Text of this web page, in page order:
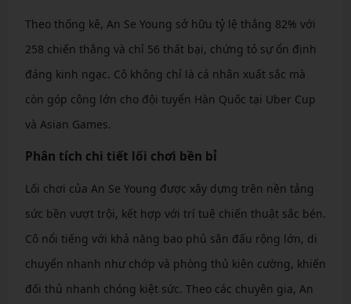
Theo thống kê, An Se Young sở hữu tỷ lệ thắng 82% với
258 chiến thắng và chỉ 56 thất bại, chứng tỏ sự ổn định
đáng kinh ngạc. Cô không chỉ là cá nhân xuất sắc mà
còn góp công lớn cho đội tuyển Hàn Quốc tại Uber Cup
và Asian Games.
Phân tích chi tiết lối chơi bền bỉ
Lối chơi của An Se Young được xây dựng trên nền tảng
sức bền vượt trội, kết hợp với trí tuệ chiến thuật sắc bén.
Cô nổi tiếng với khả năng bao phủ sân đấu rộng lớn, di
chuyển nhanh như chớp và phòng thủ kiên cường, khiến
đối thủ nhanh chóng kiệt sức. Theo các chuyên gia, An